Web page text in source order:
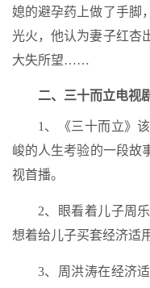
媳的避孕药上做了手脚
光火，他认为妻子红杏
大失所望……
二、三十而立电视
1、《三十而立》
峻的人生考验的一段故
视首播。
2、眼看着儿子周
想着给儿子买套经济适
3、周洪涛在经济